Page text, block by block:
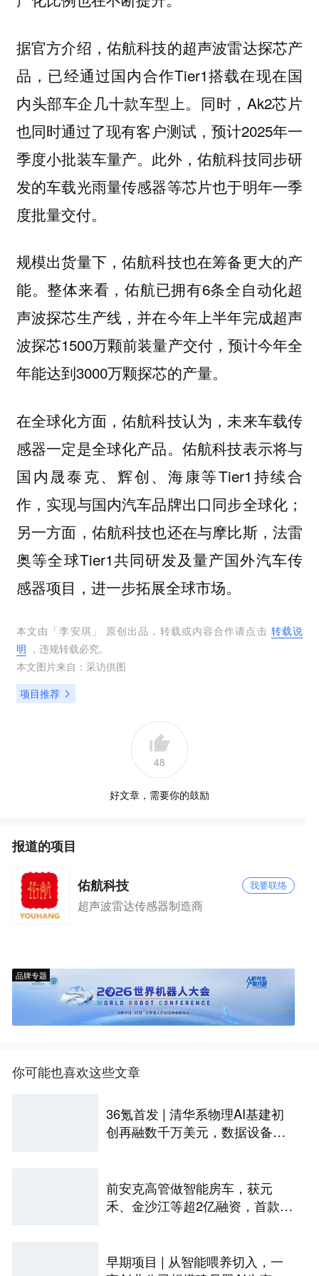
据官方介绍，佑航科技的超声波雷达探芯产
品，已经通过国内合作Tier1搭载在现在国
内头部车企几十款车型上。同时，Ak2芯片
也同时通过了现有客户测试，预计2025年一
季度小批装车量产。此外，佑航科技同步研
发的车载光雨量传感器等芯片也于明年一季
度批量交付。
规模出货量下，佑航科技也在筹备更大的产
能。整体来看，佑航已拥有6条全自动化超
声波探芯生产线，并在今年上半年完成超声
波探芯1500万颗前装量产交付，预计今年全
年能达到3000万颗探芯的产量。
在全球化方面，佑航科技认为，未来车载传
感器一定是全球化产品。佑航科技表示将与
国内晟泰克、辉创、海康等Tier1持续合
作，实现与国内汽车品牌出口同步全球化；
另一方面，佑航科技也还在与摩比斯，法雷
奥等全球Tier1共同研发及量产国外汽车传
感器项目，进一步拓展全球市场。
本文由「 李安琪 」 原创出品，转载或内容合作请点击 转载说
明 ，违规转载必究。
本文图片来自： 采访供图
项目推荐
48
好文章，需要你的鼓励
报道的项目
佑航科技 我要联络
超声波雷达传感器制造商
品牌专题
你可能也喜欢这些文章
36氪首发 | 清华系物理AI基建初
创再融数千万美元，数据设备进
前安克高管做智能房车，获元
禾、金沙江等超2亿融资，首款产
早期项目 | 从智能喂养切入，一